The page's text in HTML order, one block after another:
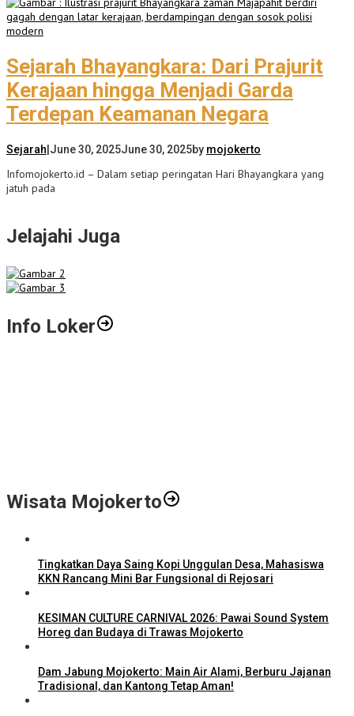
Sejarah Bhayangkara: Dari Prajurit
Kerajaan hingga Menjadi Garda
Terdepan Keamanan Negara
Sejarah June 30, 2025June 30, 2025by mojokerto
Infomojokerto.id – Dalam setiap peringatan Hari Bhayangkara yang
jatuh pada
Jelajahi Juga
Info Loker
Wisata Mojokerto
Tingkatkan Daya Saing Kopi Unggulan Desa, Mahasiswa
KKN Rancang Mini Bar Fungsional di Rejosari
KESIMAN CULTURE CARNIVAL 2026: Pawai Sound System
Horeg dan Budaya di Trawas Mojokerto
Dam Jabung Mojokerto: Main Air Alami, Berburu Jajanan
Tradisional, dan Kantong Tetap Aman!